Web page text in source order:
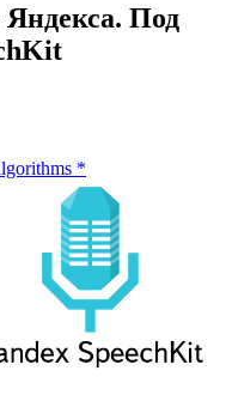
Яндекса. Под
*